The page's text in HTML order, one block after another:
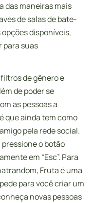
das maneiras mais
de salas de bate-
disponíveis,
para suas
de gênero e
de poder se
as pessoas a
que ainda tem como
pela rede social.
o botão
em “Esc”. Para
Fruta é uma
para você criar um
novas pessoas